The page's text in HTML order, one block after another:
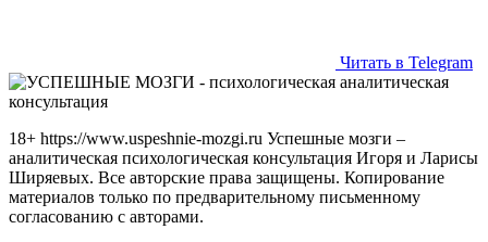
Читать в Telegram
18+ https://www.uspeshnie-mozgi.ru Успешные мозги –
аналитическая психологическая консультация Игоря и Ларисы
Ширяевых. Все авторские права защищены. Копирование
материалов только по предварительному письменному
согласованию с авторами.